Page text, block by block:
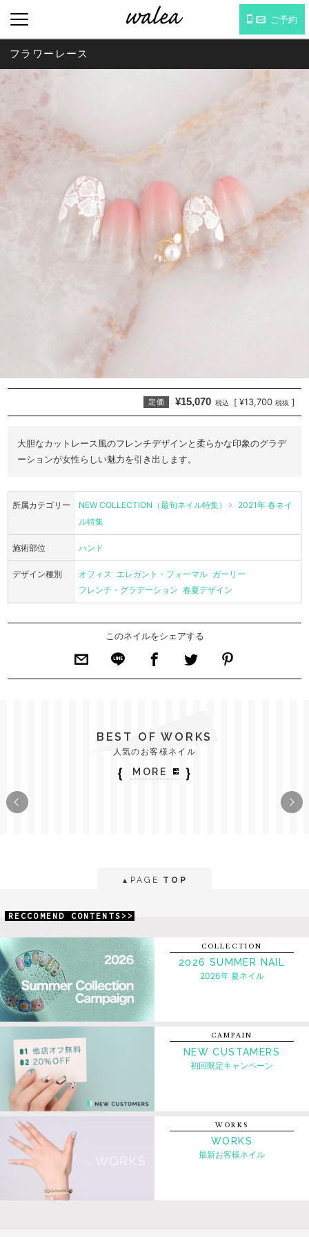
ご予約
フラワーレース
定価 ¥15,070 税込 [ ¥13,700 税抜 ]
大胆なカットレース風のフレンチデザインと柔らかな印象のグラデ
ーションが女性らしい魅力を引き出します。
所属カテゴリー NEW COLLECTION（最旬ネイル特集）
2021年 春ネイ
ル特集
施術部位 ハンド
デザイン種別 オフィス エレガント・フォーマル ガーリー
フレンチ・グラデーション 春夏デザイン
このネイルをシェアする
BEST OF WORKS
人気のお客様ネイル
｛ MORE ｝
▲ PAGE TOP
RECCOMEND CONTENTS>>
COLLECTION
2026 SUMMER NAIL
2026年 夏ネイル
CAMPAIN
NEW CUSTAMERS
初回限定キャンペーン
WORKS
WORKS
最新お客様ネイル